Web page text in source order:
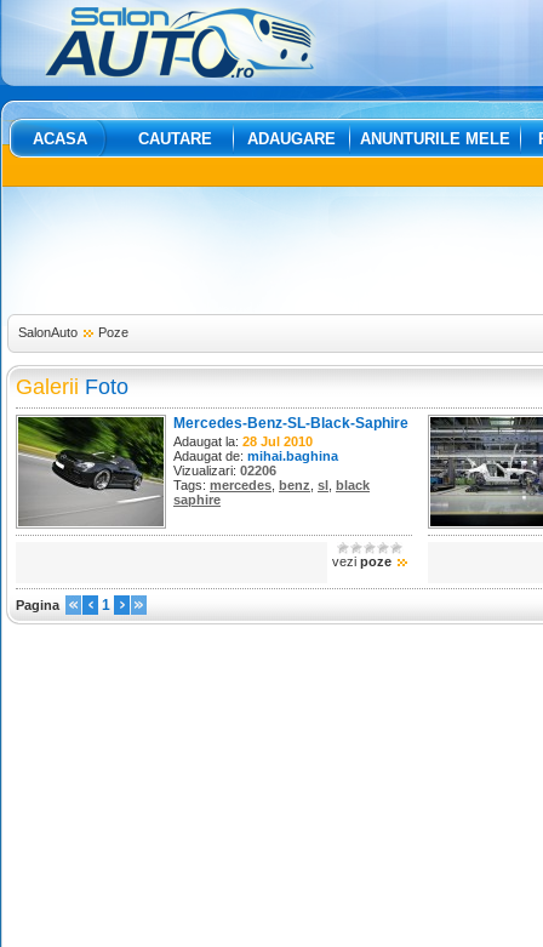
ACASA CAUTARE ADAUGARE ANUNTURILE MELE
SalonAuto Poze
Galerii Foto
Mercedes-Benz-SL-Black-Saphire
Adaugat la: 28 Jul 2010
Adaugat de: mihai.baghina
Vizualizari: 02206
Tags: mercedes benz sl black
saphire
vezi poze
Pagina 1